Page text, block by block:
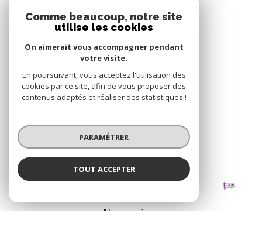
Igor Immobilier
8 PLACE BON ACCUEIL,
44590DERVAL
02 40 55 39 68
igorimmobilier@orange.fr
Nous suivre
Comme beaucoup, notre site
utilise les cookies
On aimerait vous accompagner pendant
votre visite.
En poursuivant, vous acceptez l'utilisation des
cookies par ce site, afin de vous proposer des
contenus adaptés et réaliser des statistiques !
PARAMÉTRER
TOUT ACCEPTER